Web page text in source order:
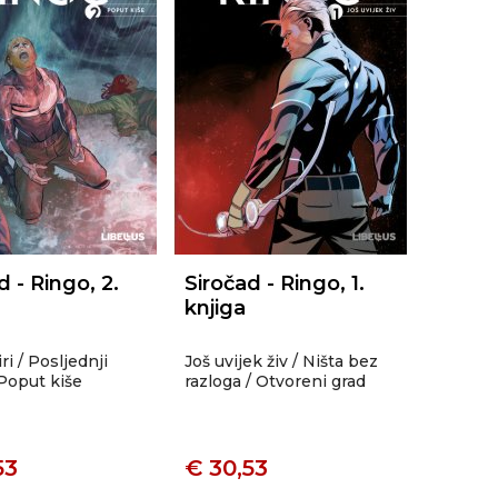
- Ringo, 2.
/ Posljednji
kiše
Siročad - Ringo, 1.
knjiga
Još uvijek živ / Ništa bez
razloga / Otvoreni grad
€ 30,53